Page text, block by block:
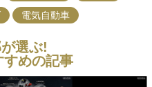
電気自動車
選ぶ!
すめの記事